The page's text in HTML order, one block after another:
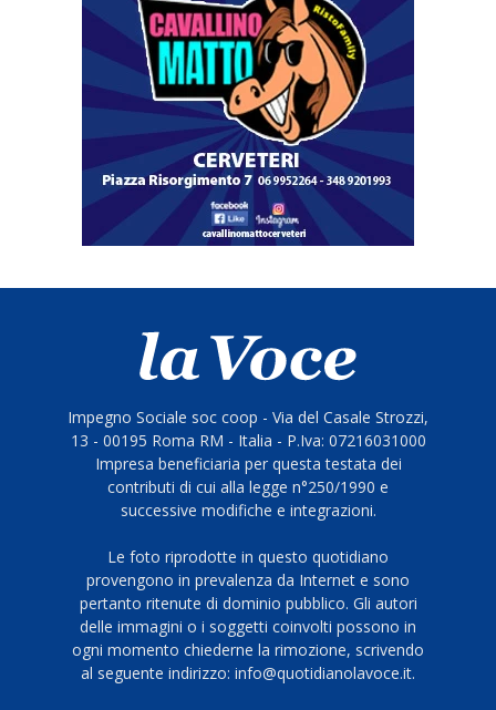
Impegno Sociale soc coop - Via del Casale Strozzi,
13 - 00195 Roma RM - Italia - P.Iva: 07216031000
Impresa beneficiaria per questa testata dei
contributi di cui alla legge n°250/1990 e
successive modifiche e integrazioni.
Le foto riprodotte in questo quotidiano
provengono in prevalenza da Internet e sono
pertanto ritenute di dominio pubblico. Gli autori
delle immagini o i soggetti coinvolti possono in
ogni momento chiederne la rimozione, scrivendo
al seguente indirizzo: info@quotidianolavoce.it.